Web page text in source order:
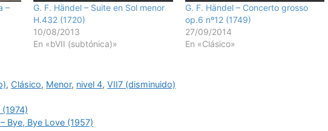
–
G. F. Händel – Suite en Sol menor
H.432 (1720)
10/08/2013
En «bVII (subtónica)»
G. F. Händel – Concerto grosso
op.6 nº12 (1749)
27/09/2014
En «Clásico»
, Clásico, Menor, nivel 4,VII7 (disminuido)
Bye, Bye Love (1957)